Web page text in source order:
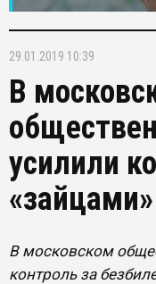
29.01.2019 10:39
В
усилили
«зайцами»
В московском
контроль за